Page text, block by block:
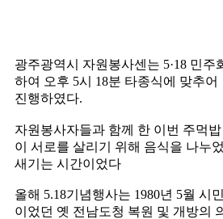
광주광역시 자원봉사센는 5·18 민주
하여 오후 5시 18분 타종식에 맞추
진행하였다.
자원봉사자들과 함께 한 이번 주먹
이 서로를 살리기 위해 음식을 나누
새기는 시간이었다
올해 5.18기념행사는 1980년 5월 시
이었던 옛 전남도청 복원 및 개방의